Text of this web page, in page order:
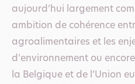
aujourd’hui largement
ambition de cohérence
agroalimentaires et les
d’environnement ou
la Belgique et de l’Union